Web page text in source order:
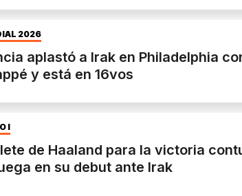
2026
aplastó a Irak en Philadelphia
y está en 16vos
I
de Haaland para la victoria
en su debut ante Irak